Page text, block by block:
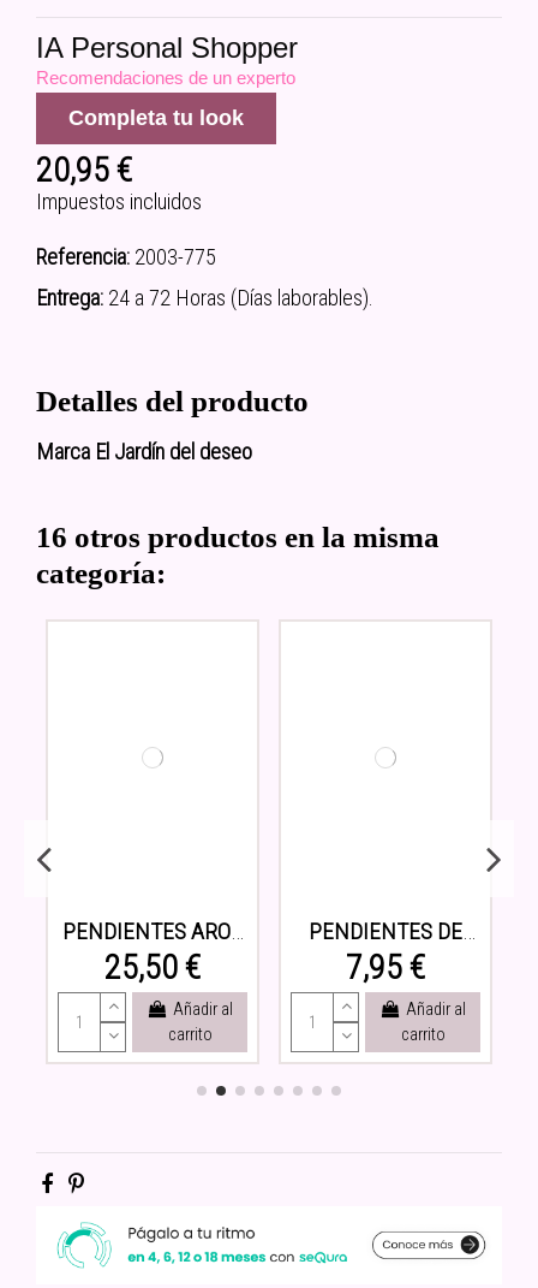
IA Personal Shopper
Recomendaciones de un experto
Completa tu look
20,95 €
Impuestos incluidos
Referencia: 2003-775
Entrega: 24 a 72 Horas (Días laborables).
Detalles del producto
Marca El Jardín del deseo
16 otros productos en la misma
categoría:
PENDIENTES AROS
GRANDES DORADOS
CON CIRCONITAS
PARA FIESTAS
25,50 €
Añadir al
carrito
PENDIENTES DE
ARO COLOR AZUL
CLARITO DE
CRISTALES
7,95 €
Añadir al
carrito